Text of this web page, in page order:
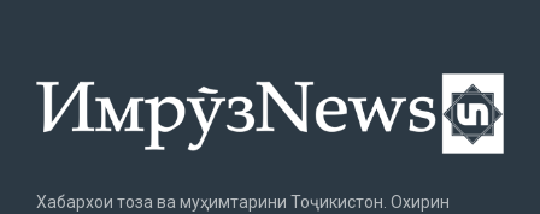
Хабархои тоза ва муҳимтарини Тоҷикистон. Охирин